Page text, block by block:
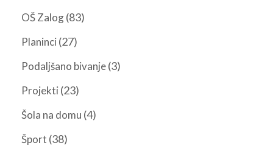
OŠ Zalog(83)
Planinci (27)
Podaljšano bivanje(3)
Projekti (23)
Šola na domu (4)
Šport (38)